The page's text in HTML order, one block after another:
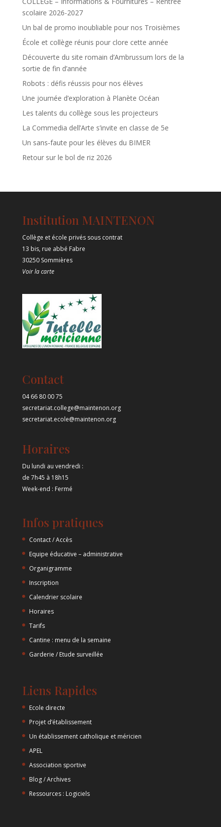
scolaire 2026-2027
Un bal de promo inoubliable pour nos Troisièmes
École et collège réunis pour clore cette année
Découverte du site romain d’Ambrussum lors de la
sortie de fin d’année
Robots : défis réussis pour nos élèves
Une journée d’exploration à Planète Océan
Les talents du collège sous les projecteurs
La Commedia dell’Arte s’invite en classe de 5e
Un sans‑faute pour les élèves du BIMER
Retour sur le bol de riz 2026
Institution MAINTENON
Collège et école privés sous contrat
13 bis, rue abbé Fabre
30250 Sommières
Voir la carte
Contact
04 66 80 00 75
secretariat.college@maintenon.org
secretariat.ecole@maintenon.org
Horaires
Du lundi au vendredi :
de 7h45 à 18h15
Week-end : Fermé
Infos pratiques
Contact / Accès
Equipe éducative – administrative
Organigramme
Inscription
Calendrier scolaire
Horaires
Tarifs
Cantine : menu de la semaine
Garderie / Etude surveillée
Liens Rapides
Ecole directe
Projet d’établissement
Un établissement catholique et méricien
APEL
Association sportive
Blog / Archives
Ressources : Logiciels